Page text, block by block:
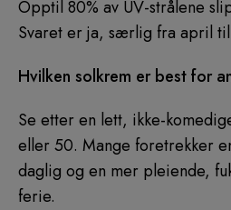
Opptil 80% av UV-strålene
Svaret er ja, særlig fra april
Hvilken solkrem er best for
Se etter en lett, ikke-
eller 50. Mange foretrekker
daglig og en mer pleiende,
ferie.